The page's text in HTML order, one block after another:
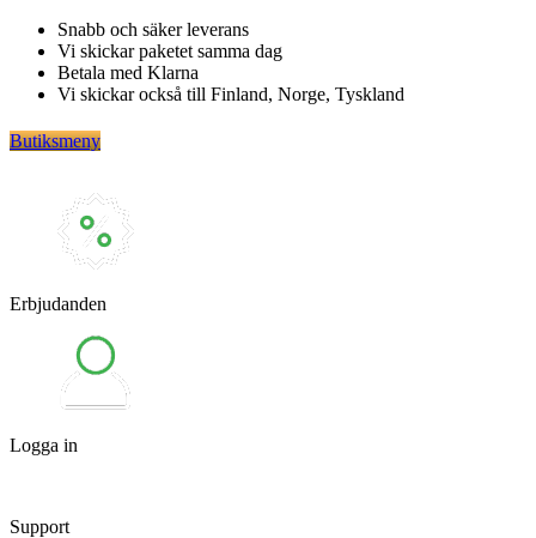
Hoppa
innehåll
Snabb och säker leverans
Vi skickar paketet samma dag
Betala med Klarna
Vi skickar också till Finland, Norge, Tyskland
Butiksmeny
Erbjudanden
Logga in
Support